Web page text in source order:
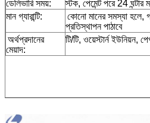
ডেলিভারি সময়:
স্টক, পেমেন্ট পরে 24 ঘন্টার
মান গ্যারান্টি:
কোনো মানের সমস্যা হলে,
প্রতিস্থাপন পাঠাবে
অর্থপ্রদানের
মেয়াদ:
টি/টি, ওয়েস্টার্ন ইউনিয়ন,